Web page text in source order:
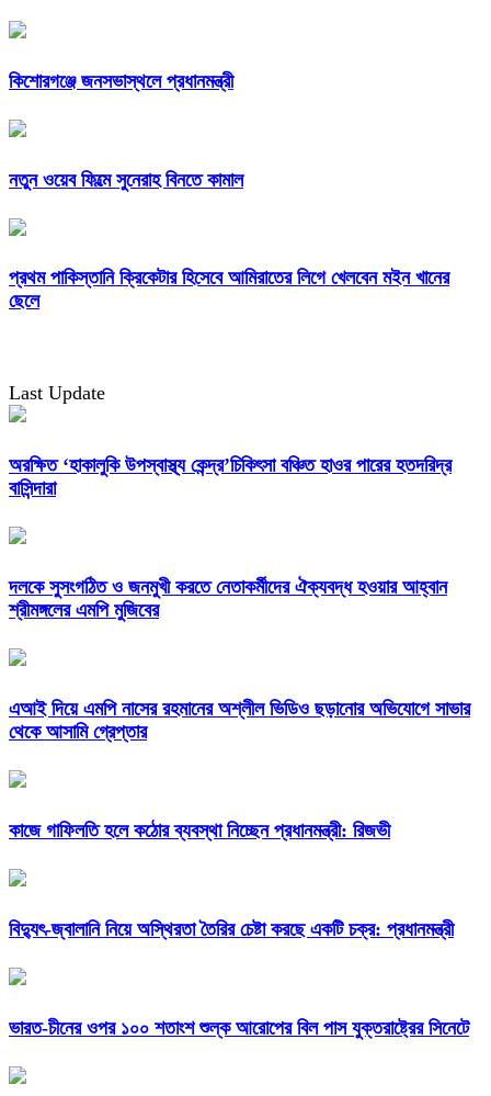
কিশোরগঞ্জে জনসভাস্থলে প্রধানমন্ত্রী
নতুন ওয়েব ফিল্মে সুনেরাহ বিনতে কামাল
প্রথম পাকিস্তানি ক্রিকেটার হিসেবে আমিরাতের লিগে খেলবেন মইন খানের
ছেলে
Last Update
অরক্ষিত ‘হাকালুকি উপস্বাস্থ্য কেন্দ্র’চিকিৎসা বঞ্চিত হাওর পারের হতদরিদ্র
বাসিন্দারা
দলকে সুসংগঠিত ও জনমুখী করতে নেতাকর্মীদের ঐক্যবদ্ধ হওয়ার আহ্বান
শ্রীমঙ্গলের এমপি মুজিবের
এআই দিয়ে এমপি নাসের রহমানের অশ্লীল ভিডিও ছড়ানোর অভিযোগে সাভার
থেকে আসামি গ্রেপ্তার
কাজে গাফিলতি হলে কঠোর ব্যবস্থা নিচ্ছেন প্রধানমন্ত্রী: রিজভী
বিদ্যুৎ-জ্বালানি নিয়ে অস্থিরতা তৈরির চেষ্টা করছে একটি চক্র: প্রধানমন্ত্রী
ভারত-চীনের ওপর ১০০ শতাংশ শুল্ক আরোপের বিল পাস যুক্তরাষ্ট্রের সিনেটে